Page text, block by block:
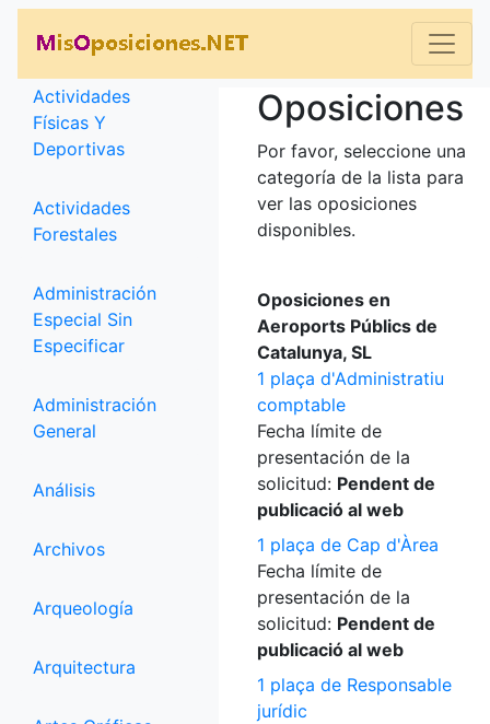
Categorías
Actividades
Físicas Y
Deportivas
Actividades
Forestales
Administración
Especial Sin
Especificar
Administración
General
Análisis
Archivos
Arqueología
Arquitectura
Oposiciones
Por favor, seleccione una
categoría de la lista para
ver las oposiciones
disponibles.
Oposiciones en
Aeroports Públics de
Catalunya, SL
1 plaça d'Administratiu
comptable
Fecha límite de
presentación de la
solicitud: Pendent de
publicació al web
1 plaça de Cap d'Àrea
Fecha límite de
presentación de la
solicitud: Pendent de
publicació al web
1 plaça de Responsable
jurídic